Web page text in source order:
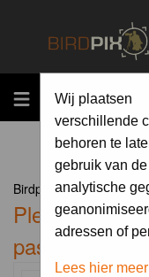
MENU
Wij plaatsen
verschillende
behoren te
gebruik van
analytische
adressen of
Lees hier
Birdpix.nl Forum Index
Please enter
password to